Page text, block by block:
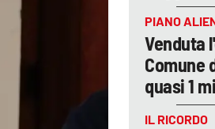
PIANO
Venduta
Comune
quasi 1
IL RICORDO